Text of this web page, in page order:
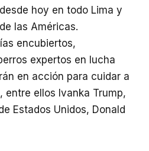
hoy en todo Lima y
las Américas.
encubiertos,
expertos en lucha
en acción para cuidar a
entre ellos Ivanka Trump,
Estados Unidos, Donald